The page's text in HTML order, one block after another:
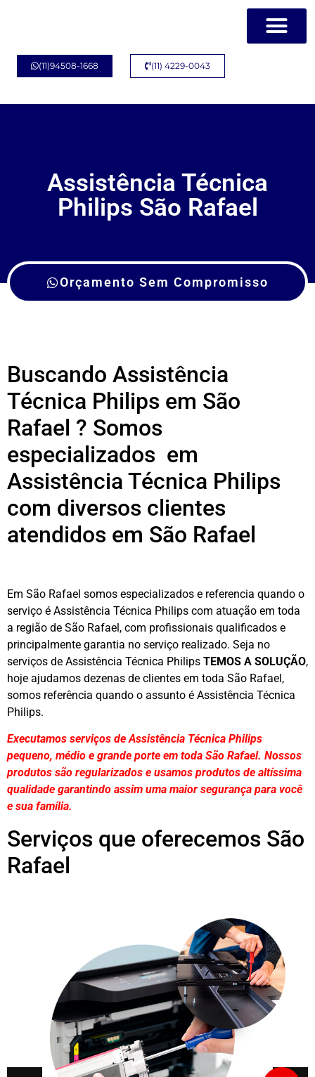
(11)94508-1668 (11) 4229-0043
Assistência Técnica
Philips São Rafael
Orçamento Sem Compromisso
Buscando Assistência
Técnica Philips em São
Rafael ? Somos
especializados em
Assistência Técnica Philips
com diversos clientes
atendidos em São Rafael
Em São Rafael somos especializados e referencia quando o
serviço é Assistência Técnica Philips com atuação em toda
a região de São Rafael, com profissionais qualificados e
principalmente garantia no serviço realizado. Seja no
serviços de Assistência Técnica Philips TEMOS A SOLUÇÃO,
hoje ajudamos dezenas de clientes em toda São Rafael,
somos referência quando o assunto é Assistência Técnica
Philips.
Executamos serviços de Assistência Técnica Philips
pequeno, médio e grande porte em toda São Rafael. Nossos
produtos são regularizados e usamos produtos de altíssima
qualidade garantindo assim uma maior segurança para você
e sua família.
Serviços que oferecemos São
Rafael